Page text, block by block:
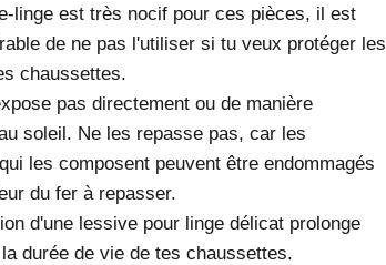
linge est très nocif pour ces pièces, il est
de ne pas l'utiliser si tu veux protéger les
chaussettes.
pas directement ou de manière
soleil. Ne les repasse pas, car les
les composent peuvent être endommagés
du fer à repasser.
d'une lessive pour linge délicat prolonge
durée de vie de tes chaussettes.